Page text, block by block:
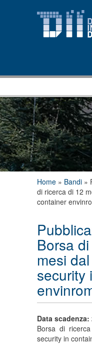
Tu sei qui
Home » Bandi »
di ricerca di 12
container
Borsa
mesi
security
Data scadenza:
Borsa di
security in